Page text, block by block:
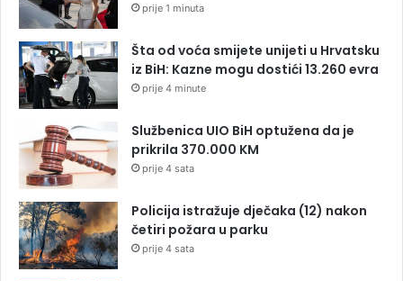
prije 1 minuta
Šta od voća smijete unijeti u Hrvatsku
iz BiH: Kazne mogu dostići 13.260 evra
prije 4 minute
Službenica UIO BiH optužena da je
prikrila 370.000 KM
prije 4 sata
Policija istražuje dječaka (12) nakon
četiri požara u parku
prije 4 sata